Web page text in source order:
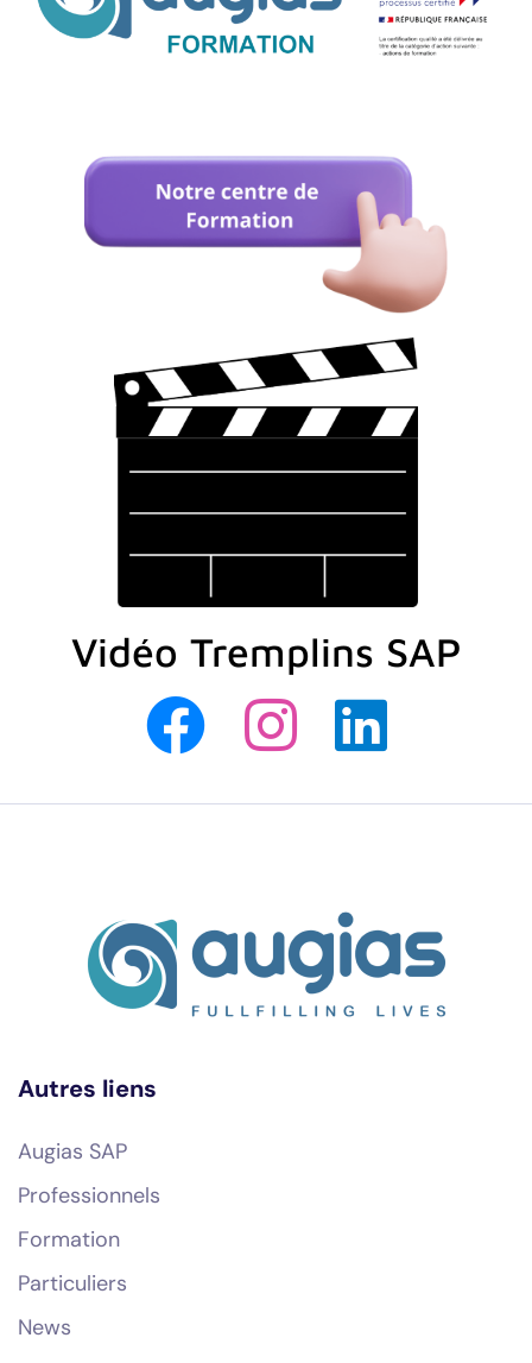
Vidéo Tremplins SAP
Autres liens
Augias SAP
Professionnels
Formation
Particuliers
News